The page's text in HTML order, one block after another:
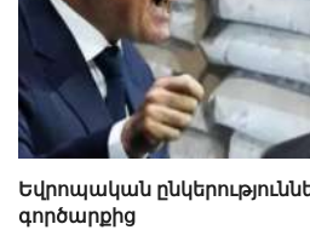
Եվրոպական
գործարքից